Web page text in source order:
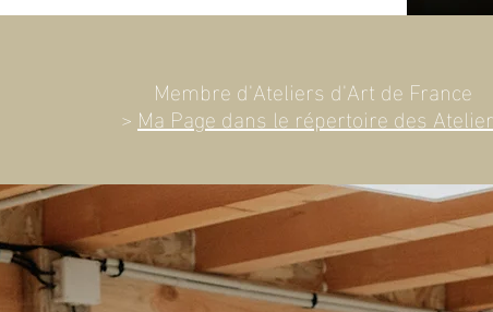
Membre d'Ateliers d'Art de France
> Ma Page dans le répertoire des